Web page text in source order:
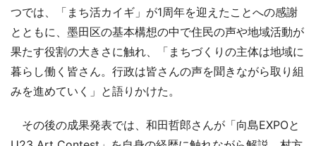
つでは、「まち活カイギ」が1周年を迎えたことへの感謝
とともに、墨田区の基本構想の中で住民の声や地域活動が
果たす役割の大きさに触れ、「まちづくりの主体は地域に
暮らし働く皆さん。行政は皆さんの声を聞きながら取り組
みを進めていく」と語りかけた。
その後の成果発表では、和田哲郎さんが「向島EXPOと